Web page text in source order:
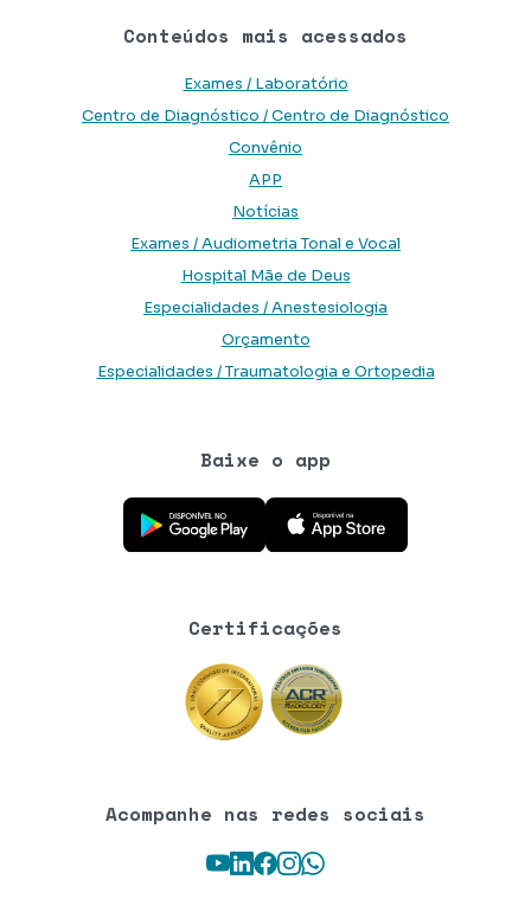
Conteúdos mais acessados
Exames / Laboratório
Centro de Diagnóstico / Centro de Diagnóstico
Convênio
APP
Notícias
Exames / Audiometria Tonal e Vocal
Hospital Mãe de Deus
Especialidades / Anestesiologia
Orçamento
Especialidades / Traumatologia e Ortopedia
Baixe o app
Baixe o aplicativo na Google Play Store
Baixe o aplicativo na App Store
Certificações
Acompanhe nas redes sociais
Youtube
LinkedIn
Facebook
Instagram
WhatsApp